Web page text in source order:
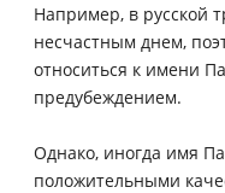
Например, в русской
несчастным днем,
относиться к имени
предубеждением.
Однако, иногда имя
положительными